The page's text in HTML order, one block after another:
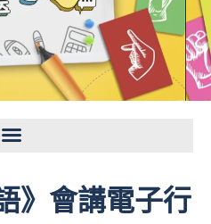
》會講電子行